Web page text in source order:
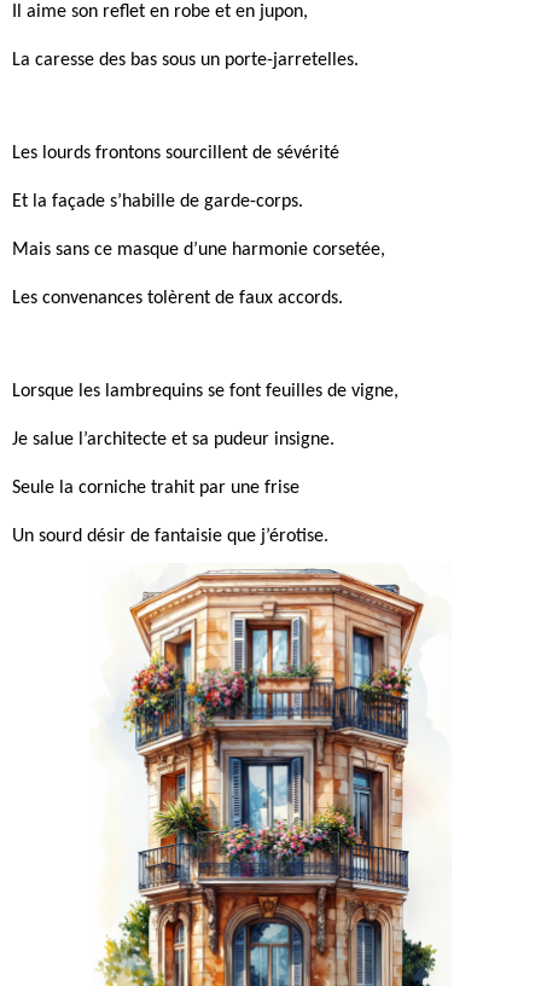
Il aime son reflet en robe et en jupon,
La caresse des bas sous un porte-jarretelles.
Les lourds frontons sourcillent de sévérité
Et la façade s’habille de garde-corps.
Mais sans ce masque d’une harmonie corsetée,
Les convenances tolèrent de faux accords.
Lorsque les lambrequins se font feuilles de vigne,
Je salue l’architecte et sa pudeur insigne.
Seule la corniche trahit par une frise
Un sourd désir de fantaisie que j’érotise.